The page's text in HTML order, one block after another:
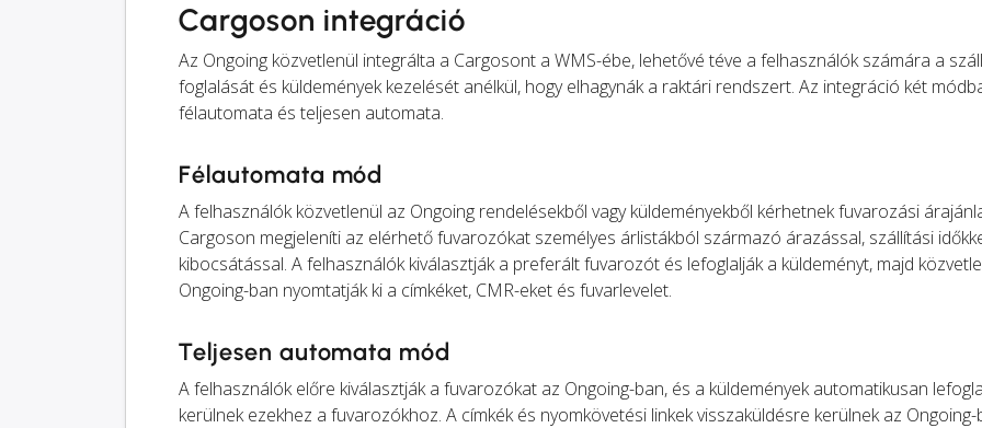
Cargoson integráció
Az Ongoing közvetlenül integrálta a Cargosont a WMS-ébe, lehetővé téve a felhasználók számára a
foglalását és küldemények kezelését anélkül, hogy elhagynák a raktári rendszert. Az integráció két
félautomata és teljesen automata.
Félautomata mód
A felhasználók közvetlenül az Ongoing rendelésekből vagy küldeményekből kérhetnek fuvarozási
Cargoson megjeleníti az elérhető fuvarozókat személyes árlistákból származó árazással, szállítási
kibocsátással. A felhasználók kiválasztják a preferált fuvarozót és lefoglalják a küldeményt, majd
Ongoing-ban nyomtatják ki a címkéket, CMR-eket és fuvarlevelet.
Teljesen automata mód
A felhasználók előre kiválasztják a fuvarozókat az Ongoing-ban, és a küldemények automatikusan
kerülnek ezekhez a fuvarozókhoz. A címkék és nyomkövetési linkek visszaküldésre kerülnek az Ongoing-